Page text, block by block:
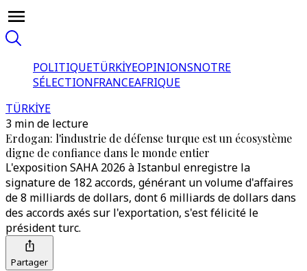
POLITIQUETÜRKİYEOPINIONSNOTRE
SÉLECTIONFRANCEAFRIQUE
TÜRKİYE
3 min de lecture
Erdogan: l'industrie de défense turque est un écosystème
digne de confiance dans le monde entier
L'exposition SAHA 2026 à Istanbul enregistre la
signature de 182 accords, générant un volume d'affaires
de 8 milliards de dollars, dont 6 milliards de dollars dans
des accords axés sur l'exportation, s'est félicité le
président turc.
Partager